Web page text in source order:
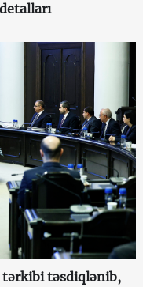
təsdiqlənib,